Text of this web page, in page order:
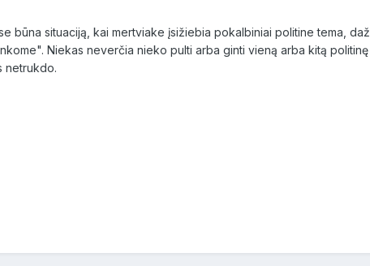
būna situaciją, kai mertviake įsižiebia pokalbiniai politine tema,
Niekas neverčia nieko pulti arba ginti vieną arba kitą
netrukdo.